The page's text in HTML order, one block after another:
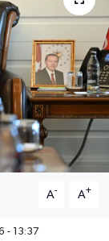
A- A+
- 13:37